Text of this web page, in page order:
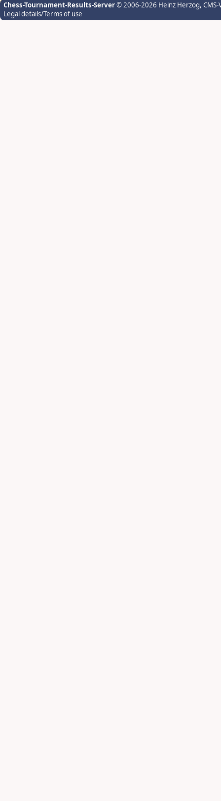
Chess-Tournament-Results-Server© 2006-2026 Heinz Herzog,
Legal details/Terms of use